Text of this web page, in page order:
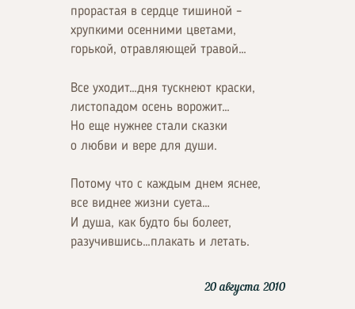
прорастая в сердце тишиной –
хрупкими осенними цветами,
горькой, отравляющей травой…
Все уходит…дня тускнеют краски,
листопадом осень ворожит…
Но еще нужнее стали сказки
о любви и вере для души.
Потому что с каждым днем яснее,
все виднее жизни суета…
И душа, как будто бы болеет,
разучившись…плакать и летать.
20 августа 2010